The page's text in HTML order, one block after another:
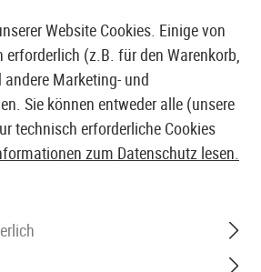
AIRSOFT SHOP & GROßHÄNDLER
Website Cookies. Einige von
erforderlich (z.B. für den Warenkorb,
Marketing- und
Sie können entweder alle (unsere
technisch erforderliche Cookies
zum Datenschutz lesen.